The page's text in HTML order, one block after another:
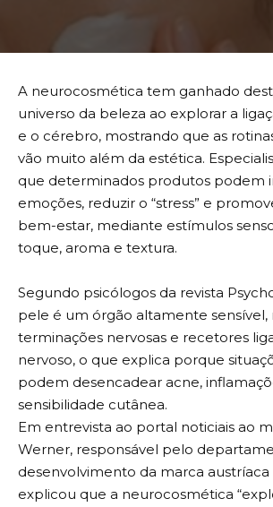
A neurocosmética tem ganhado
universo da beleza ao explorar a
e o cérebro, mostrando que as
vão muito além da estética.
que determinados produtos podem
emoções, reduzir o “stress” e
bem-estar, mediante estímulos
toque, aroma e textura.
Segundo psicólogos da revista
pele é um órgão altamente
terminações nervosas e recetores
nervoso, o que explica porque
podem desencadear acne,
sensibilidade cutânea.
Em entrevista ao portal noticiais ao
Werner, responsável pelo
desenvolvimento da marca austríaca
explicou que a neurocosmética